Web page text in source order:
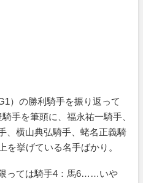
G1）の勝利騎手を振り返って
手を筆頭に、福永祐一騎手、
、横山典弘騎手、蛯名正義騎
を挙げている名手ばかり。
っては騎手4：馬6……いや